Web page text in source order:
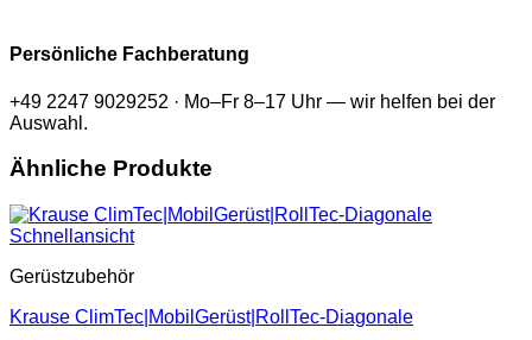
Persönliche Fachberatung
+49 2247 9029252 · Mo–Fr 8–17 Uhr — wir helfen bei der
Auswahl.
Ähnliche Produkte
Schnellansicht
Gerüstzubehör
Krause ClimTec|MobilGerüst|RollTec-Diagonale